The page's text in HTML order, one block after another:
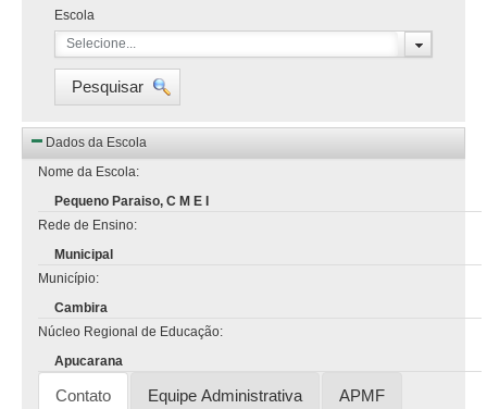
Escola
Selecione...
Pesquisar
Dados da Escola
Nome da Escola:
Pequeno Paraiso, C M E I
Rede de Ensino:
Municipal
Município:
Cambira
Núcleo Regional de Educação:
Apucarana
Contato Equipe Administrativa APMF